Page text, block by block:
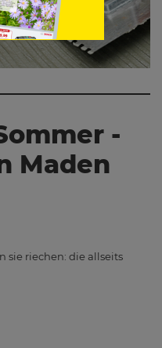
-
Maden
sie riechen: die allseits